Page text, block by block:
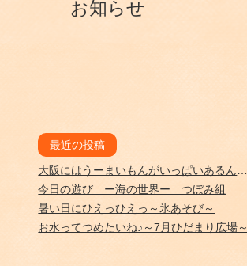
お知らせ
最近の投稿
今日の遊び ー海の世界ー つぼみ組
暑い日にひえっひえっ～氷あそび～
お水ってつめたいね♪～7月ひだまり広場～